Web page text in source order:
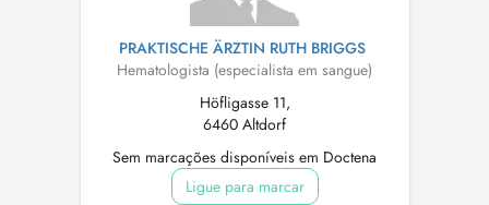
PRAKTISCHE ÄRZTIN RUTH BRIGGS
Hematologista (especialista em sangue)
Höfligasse 11,
6460 Altdorf
Sem marcações disponíveis em Doctena
Ligue para marcar